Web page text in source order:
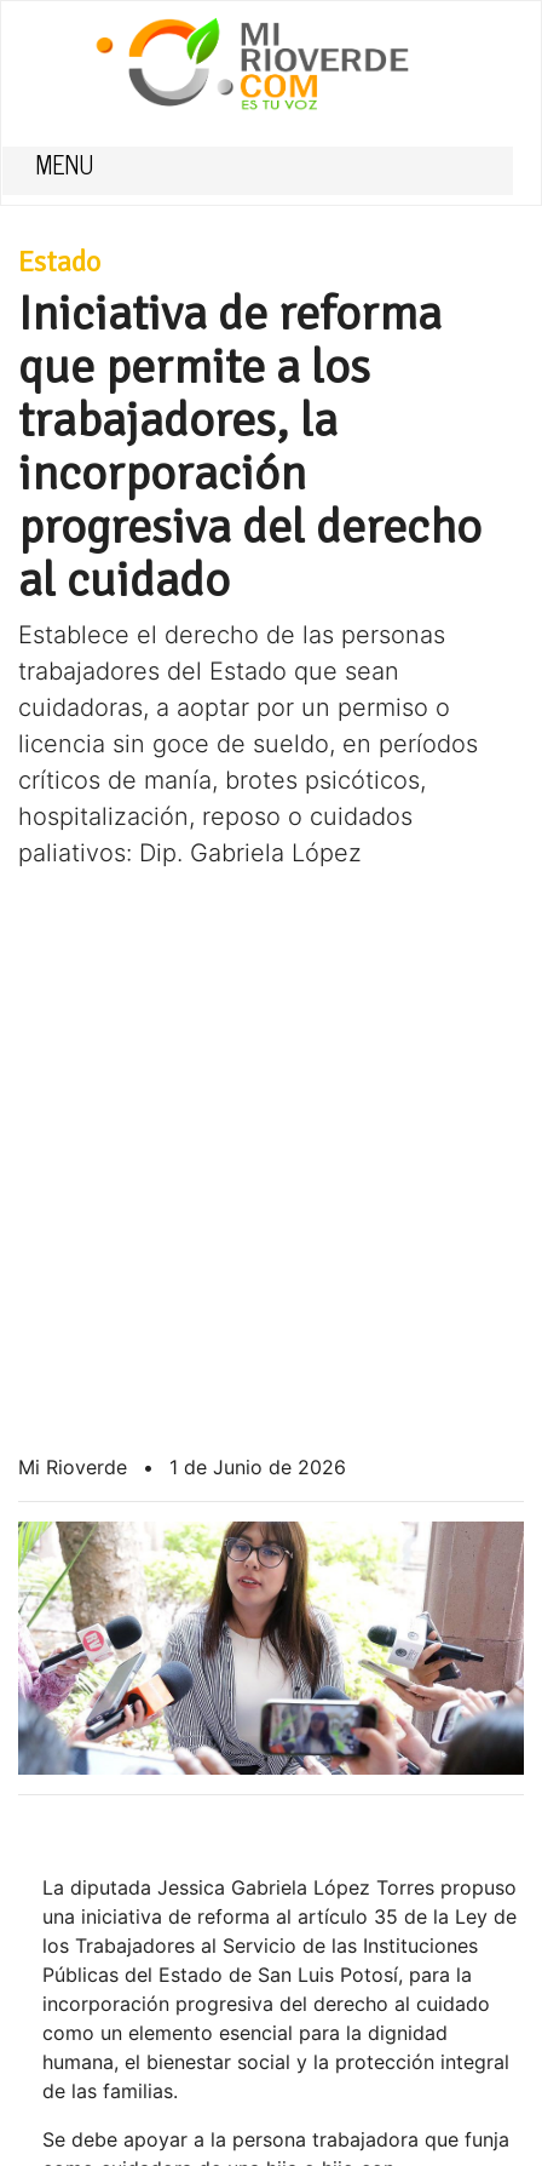
MENU
Estado
Iniciativa de reforma
que permite a los
trabajadores, la
incorporación
progresiva del derecho
al cuidado
Establece el derecho de las personas
trabajadores del Estado que sean
cuidadoras, a aoptar por un permiso o
licencia sin goce de sueldo, en períodos
críticos de manía, brotes psicóticos,
hospitalización, reposo o cuidados
paliativos: Dip. Gabriela López
Mi Rioverde • 1 de Junio de 2026
La diputada Jessica Gabriela López Torres propuso
una iniciativa de reforma al artículo 35 de la Ley de
los Trabajadores al Servicio de las Instituciones
Públicas del Estado de San Luis Potosí, para la
incorporación progresiva del derecho al cuidado
como un elemento esencial para la dignidad
humana, el bienestar social y la protección integral
de las familias.
Se debe apoyar a la persona trabajadora que funja